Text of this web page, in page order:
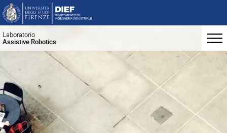
Laboratorio
Assistive Robotics